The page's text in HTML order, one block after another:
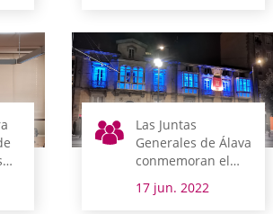
Las Juntas
Generales de Álava
conmemoran el
Personas
17 jun. 2022